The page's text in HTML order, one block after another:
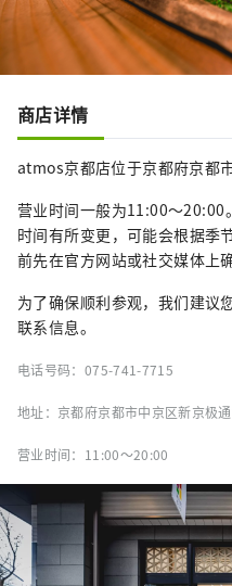
商店详情
atmos京都店位于京都府京都
营业时间一般为11:00～20:00
时间有所变更，可能会根据季
前先在官方网站或社交媒体上
为了确保顺利参观，我们建议
联系信息。
电话号码：075-741-7715
地址：京都府京都市中京区新京极
营业时间：11:00～20:00